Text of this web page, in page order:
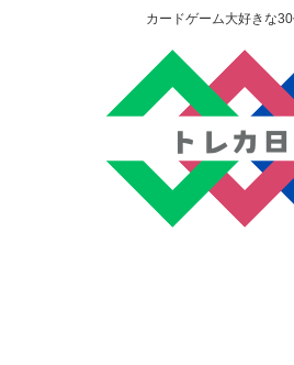
カードゲーム大好きな